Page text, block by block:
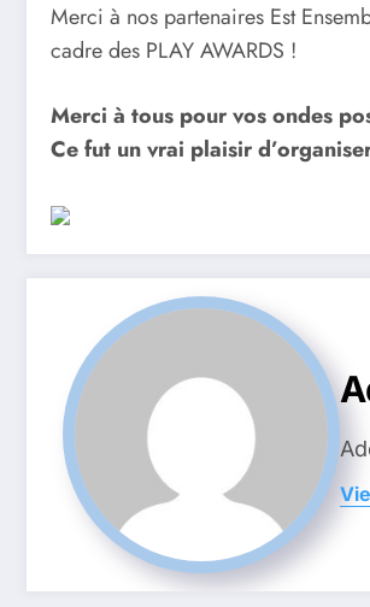
Merci à nos partenaires Est
cadre des PLAY AWARDS !
Merci à tous pour vos ondes
Ce fut un vrai plaisir